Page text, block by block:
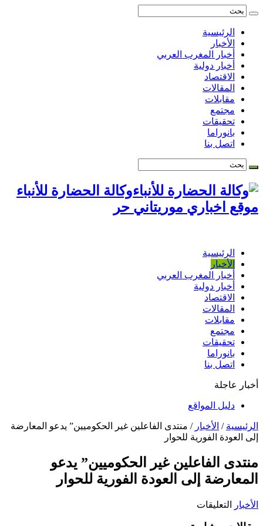
الرئيسية
الأخبار
أخبار المغرب العربي
أخبار دولية
الاقتصاد
المقالات
مقابلات
مجتمع
تحقيقات
بانوراما
اتصل بنا
وكالة الحضارة للأنباء
موقع اخباري موريتاني حر
الرئيسية
الأخبار
أخبار المغرب العربي
أخبار دولية
الاقتصاد
المقالات
مقابلات
مجتمع
تحقيقات
بانوراما
اتصل بنا
أخبار عاجلة
دليل المواقع
الرئيسية / الأخبار / منتدى الفاعلين غير الحكوميين” يدعو المعارضة
إلى العودة الفورية للحوار
منتدى الفاعلين غير الحكوميين” يدعو
المعارضة إلى العودة الفورية للحوار
الأخبار التعليقات